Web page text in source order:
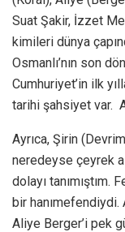
Suat Şakir, İzzet
kimileri dünya
Osmanlı’nın son
Cumhuriyet’in ilk
tarihi şahsiyet var.
Ayrıca, Şirin
neredeyse çeyrek
dolayı
bir
Aliye Berger’i pek